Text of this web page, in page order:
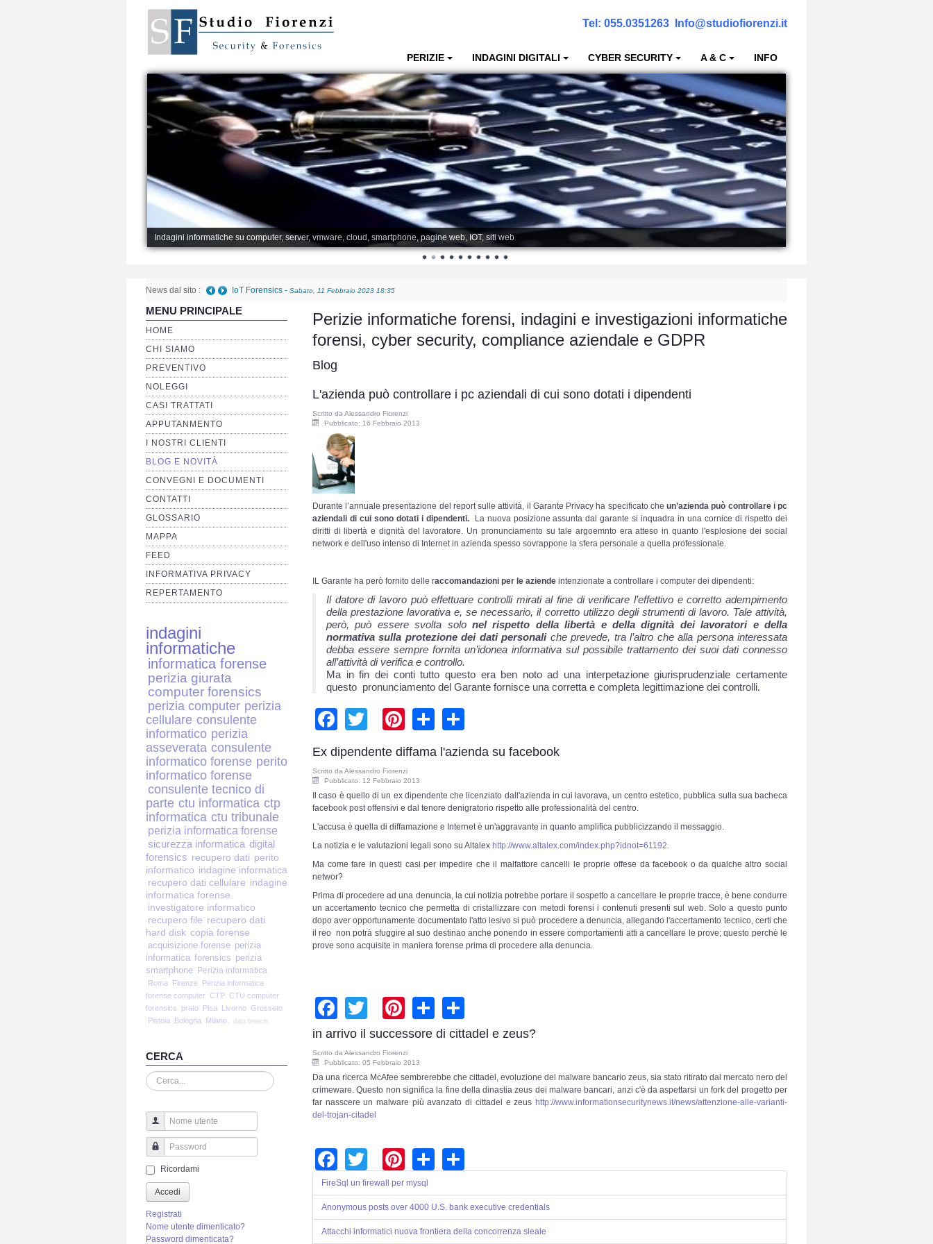
Tel: 055.0351263 Info@studiofiorenzi.it
PERIZIE INDAGINI DIGITALI CYBER SECURITY A & C INFO
Indagini informatiche su computer, server, vmware, cloud, smartphone, pagine web, IOT, siti web
News dal sito : IoT Forensics - Sabato, 11 Febbraio 2023 18:35
MENU PRINCIPALE
HOME
CHI SIAMO
PREVENTIVO
NOLEGGI
CASI TRATTATI
APPUTANMENTO
I NOSTRI CLIENTI
BLOG E NOVITÀ
CONVEGNI E DOCUMENTI
CONTATTI
GLOSSARIO
MAPPA
FEED
INFORMATIVA PRIVACY
REPERTAMENTO
indagini
informatiche
informatica forense
perizia giurata
computer forensics
perizia computer perizia
cellulare consulente
informatico perizia
asseverata consulente
informatico forense perito
informatico forense
consulente tecnico di
parte ctu informatica ctp
informatica ctu tribunale
perizia informatica forense
sicurezza informatica digital
forensics recupero dati perito
informatico indagine informatica
recupero dati cellulare indagine
informatica forense
investigatore informatico
recupero file recupero dati
hard disk copia forense
acquisizione forense perizia
informatica forensics perizia
smartphone Perizia informatica
Roma Firenze Perizia informatica
forense computer CTP CTU computer
forensics
prato Pisa Livorno Grosseto
Pistoia
Bologna Milano. data breach
CERCA
Cerca...
Nome utente
Password
Ricordami
Accedi
Registrati
Nome utente dimenticato?
Password dimenticata?
Perizie informatiche forensi, indagini e investigazioni informatiche
forensi, cyber security, compliance aziendale e GDPR
Blog
L'azienda può controllare i pc aziendali di cui sono dotati i dipendenti
Scritto da Alessandro Fiorenzi
Pubblicato: 16 Febbraio 2013
Durante l’annuale presentazione del report sulle attività, il Garante Privacy ha specificato cheun’azienda può controllare i pc
aziendali di cui sono dotati i dipendenti.
La nuova posizione assunta dal garante si inquadra in una cornice di rispetto dei
diritti di libertà e dignità del lavoratore. Un pronunciamento su tale argoemnto era atteso in quanto l'esplosione dei social
network e dell'uso intenso di Internet in azienda spesso sovrappone la sfera personale a quella professionale.
IL Garante ha però fornito delle raccomandazioni per le aziende intenzionate a controllare i computer dei dipendenti:
Il datore di lavoro può effettuare controlli mirati al fine di verificare l’effettivo e corretto adempimento
della prestazione lavorativa e, se necessario, il corretto utilizzo degli strumenti di lavoro. Tale attività,
però, può essere svolta solo nel rispetto della libertà e della dignità dei lavoratori e della
normativa sulla protezione dei dati personaliche prevede, tra l’altro che alla persona interessata
debba essere sempre fornita un’idonea informativa sul possibile trattamento dei suoi dati connesso
all’attività di verifica e controllo.
Ma in fin dei conti tutto questo era ben noto ad una interpetazione giurisprudenziale certamente
questo pronunciamento del Garante fornisce una corretta e completa legittimazione dei controlli.
Facebook
TwitterPinterest
Share
Ex dipendente diffama l'azienda su facebook
Scritto da Alessandro Fiorenzi
Pubblicato: 12 Febbraio 2013
Il caso è quello di un ex dipendente che licenziato dall'azienda in cui lavorava, un centro estetico, pubblica sulla sua bacheca
facebook post offensivi e dal tenore denigratorio rispetto alle professionalità del centro.
L'accusa è quella di diffamazione e Internet è un'aggravante in quanto amplifica pubblicizzando il messaggio.
La notizia e le valutazioni legali sono su Altalex http://www.altalex.com/index.php?idnot=61192.
Ma come fare in questi casi per impedire che il malfattore cancelli le proprie offese da facebook o da qualche altro social
networ?
Prima di procedere ad una denuncia, la cui notizia potrebbe portare il sospetto a cancellare le proprie tracce, è bene condurre
un accertamento tecnico che permetta di cristallizzare con metodi forensi i contenuti presenti sul web. Solo a questo punto
dopo aver opportunamente documentato l'atto lesivo si può procedere a denuncia, allegando l'accertamento tecnico, certi che
il reo non potrà sfuggire al suo destinao anche ponendo in essere comportamenti atti a cancellare le prove; questo perchè le
prove sono acquisite in maniera forense prima di procedere alla denuncia.
Facebook
TwitterPinterest
Share
in arrivo il successore di cittadel e zeus?
Scritto daAlessandro Fiorenzi
Pubblicato: 05 Febbraio 2013
Da una ricerca McAfee sembrerebbe che cittadel, evoluzione del malware bancario zeus, sia stato ritirato dal mercato nero del
crimeware. Questo non significa la fine della dinastia zeus dei malware bancari, anzi c'è da aspettarsi un fork del progetto per
far nasscere un malware più avanzato di cittadel e zeus http://www.informationsecuritynews.it/news/attenzione-alle-varianti-
del-trojan-citadel
Facebook
TwitterPinterest
Share
FireSql un firewall per mysql
Anonymous posts over 4000 U.S. bank executive credentials
Attacchi informatici nuova frontiera della concorrenza sleale